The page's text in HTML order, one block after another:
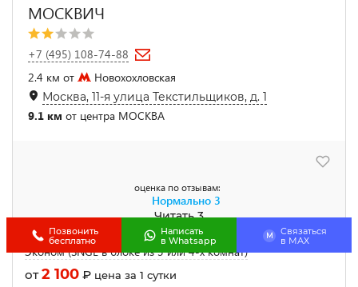
МОСКВИЧ
+7 (495) 108-74-88
2.4 км от
Новохохловская
Москва, 11-я улица Текстильщиков, д. 1
9.1 км от центра МОСКВА
оценка по отзывам:
Нормально 3
Читать 3
Эконом (SNGL в блоке из 3 или 4-х комнат)
от2 100 ₽ цена за 1 сутки
Позвонить
бесплатно
Написать
в Whatsapp
M
Связаться
в МАХ